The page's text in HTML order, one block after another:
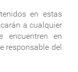
en estas
a cualquier
encuentren en
responsable del